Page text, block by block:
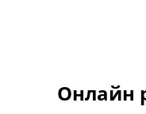
Онлайн